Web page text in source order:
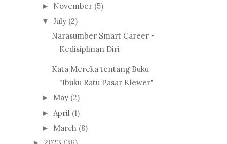
► November (5)
▼ July (2)
Narasumber Smart Career -
Kedisiplinan Diri
Kata Mereka tentang Buku
"Ibuku Ratu Pasar Klewer"
► May (2)
► April (1)
► March (8)